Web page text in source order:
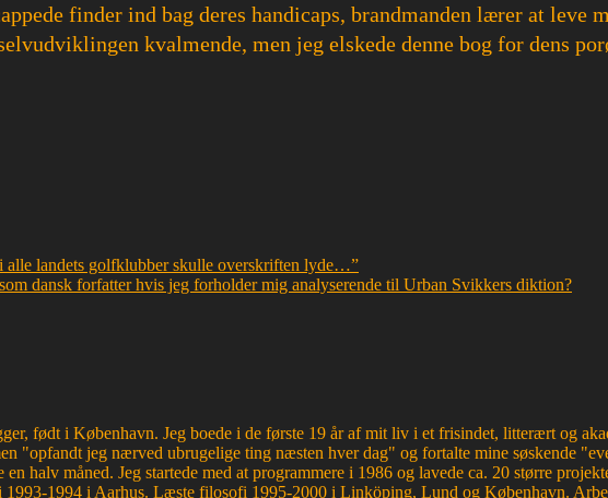
finder ind bag deres handicaps, brandmanden lærer at leve
kvalmende, men jeg elskede denne bog for dens
alle landets golfklubber skulle overskriften lyde…”
dansk forfatter hvis jeg forholder mig analyserende til Urban Svikkers diktion?
født i København. Jeg boede i de første 19 år af mit liv i et frisindet, litterært og
"opfandt jeg nærved ubrugelige ting næsten hver dag" og fortalte mine søskende
halv måned. Jeg startede med at programmere i 1986 og lavede ca. 20 større
1994 i Aarhus. Læste filosofi 1995-2000 i Linköping, Lund og København.